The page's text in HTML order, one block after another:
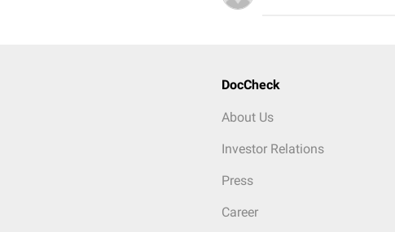
DocCheck
About Us
Investor Relations
Press
Career